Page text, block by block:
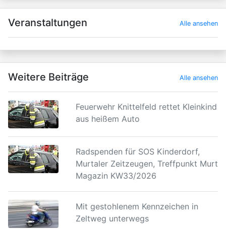
×
Veranstaltungen Alle ansehen
Weitere Beiträge Alle ansehen
Feuerwehr Knittelfeld rettet Kleinkind
aus heißem Auto
Radspenden für SOS Kinderdorf,
Murtaler Zeitzeugen, Treffpunkt Murtal
Magazin KW33/2026
Mit gestohlenem Kennzeichen in
Zeltweg unterwegs